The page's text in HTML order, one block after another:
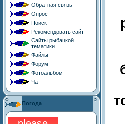
Обратная связь
Опрос
Поиск
Рекомендовать сайт
Сайты рыбацкой
тематики
Файлы
Форум
Фотоальбом
Чат
Погода